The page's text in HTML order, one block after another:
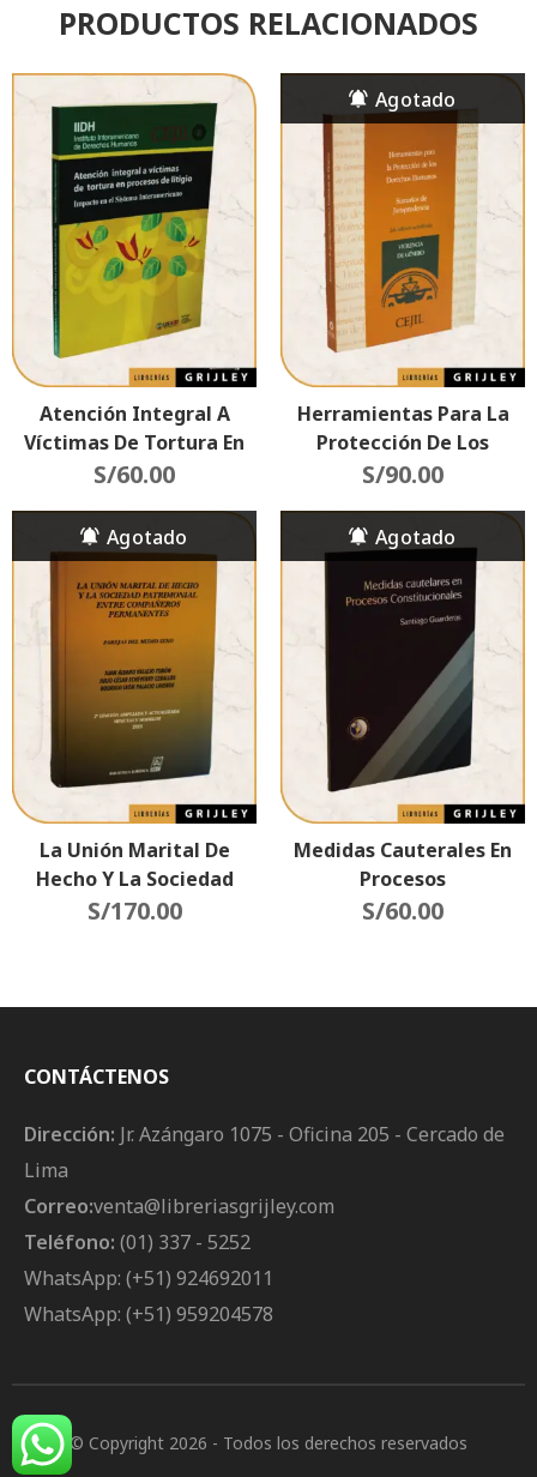
PRODUCTOS RELACIONADOS
Atención Integral A
Víctimas De Tortura En
Procesos De Litigio
Interamericano)
S/60.00
Herramientas Para La
Protección De Los
Derechos Humanos
Jurisprudencia) 2da
Edición Actualizada
S/90.00
La Unión Marital De
Hecho Y La Sociedad
Patrimonial Entre
S/170.00
Medidas Cauterales En
Procesos
Constitucionales
S/60.00
CONTÁCTENOS
Dirección: Jr. Azángaro 1075 - Oficina 205 - Cercado de
Lima
Correo:venta@libreriasgrijley.com
Teléfono: (01) 337 - 5252
WhatsApp: (+51) 924692011
WhatsApp: (+51) 959204578
© Copyright 2026 - Todos los derechos reservados